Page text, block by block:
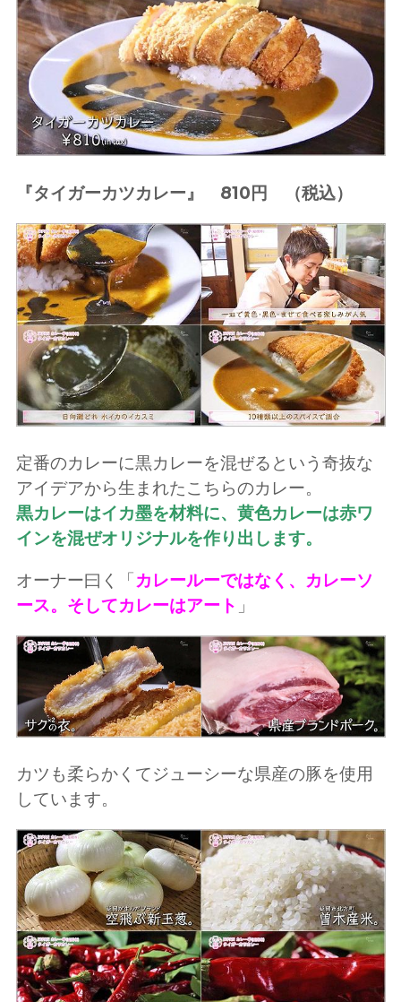
『タイガーカツカレー』 810円 （税込）
定番のカレーに黒カレーを混ぜるという奇抜な
アイデアから生まれたこちらのカレー。
黒カレーはイカ墨を材料に、黄色カレーは赤ワ
インを混ぜオリジナルを作り出します。
オーナー曰く「カレールーではなく、カレーソ
ース。そしてカレーはアート 」
カツも柔らかくてジューシーな県産の豚を使用
しています。